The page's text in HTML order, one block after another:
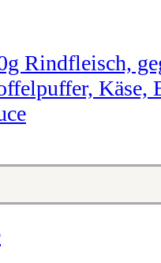
Rindfleisch,
Käse,